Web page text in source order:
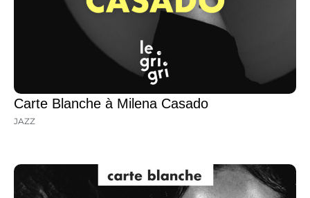
Carte Blanche à Milena Casado
JAZZ